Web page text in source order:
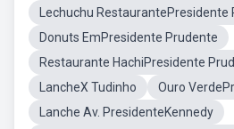
Lechuchu RestaurantePresidente
Donuts EmPresidente Prudente
Restaurante HachiPresidente
LancheX Tudinho
Ouro
Lanche Av. PresidenteKennedy